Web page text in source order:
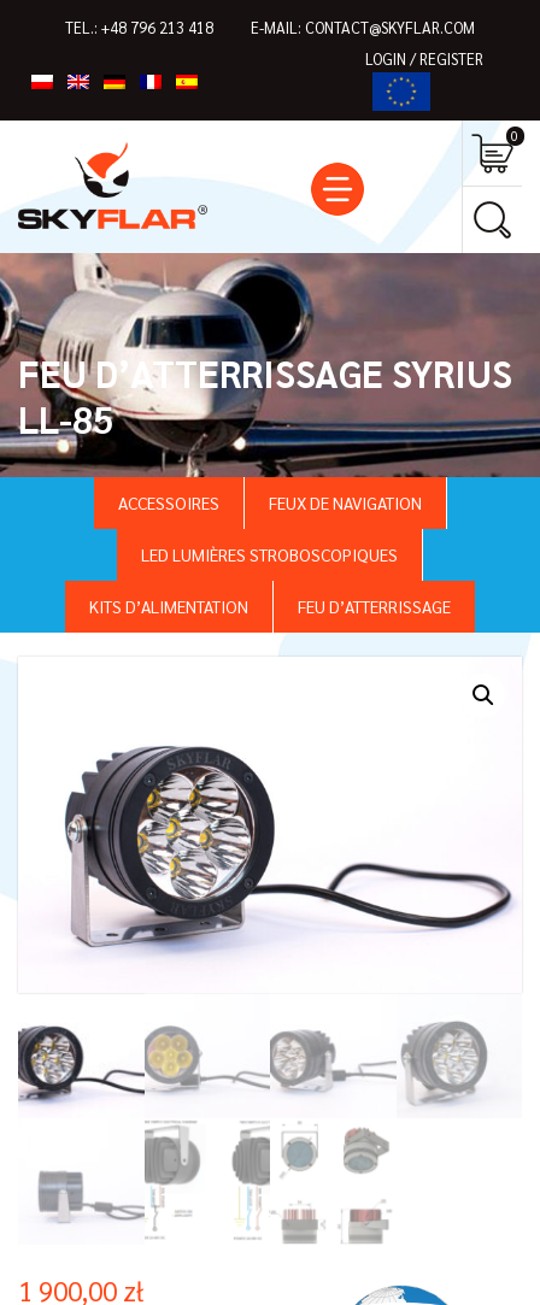
TEL.: +48 796 213 418 E-MAIL: CONTACT@SKYFLAR.COM
LOGIN / REGISTER
0
FEU D’ATTERRISSAGE SYRIUS
LL-85
ACCESSOIRES FEUX DE NAVIGATION
LED LUMIÈRES STROBOSCOPIQUES
KITS D’ALIMENTATION FEU D’ATTERRISSAGE
1 900,00 zł